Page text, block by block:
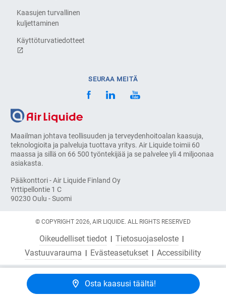
Osta kaasusi täältä!
Maailman johtava teollisuuden ja terveydenhoitoalan kaasuja,
teknologioita ja palveluja tuottava yritys. Air Liquide toimii 60
maassa ja sillä on 66 500 työntekijää ja se palvelee yli 4 miljoonaa
asiakasta.
Pääkonttori - Air Liquide Finland Oy
Yrttipellontie 1 C
90230 Oulu - Suomi
Kaasujen turvallinen
kuljettaminen
Käyttöturvatiedotteet
SEURAA MEITÄ
© COPYRIGHT 2026, AIR LIQUIDE. ALL RIGHTS RESERVED
Oikeudelliset tiedot
Tietosuojaseloste
Vastuuvarauma
Evästeasetukset Accessibility